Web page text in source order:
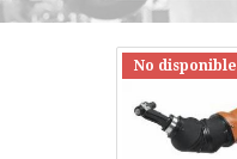
No disponible